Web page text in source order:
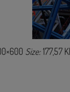
Size:177,57